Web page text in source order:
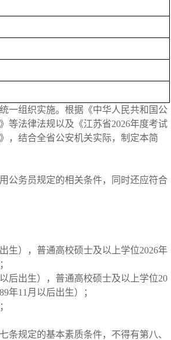
一组织实施。根据《中华人民共和国公
等法律法规以及《江苏省2026年度考试
，结合全省公安机关实际，制定本简
公务员规定的相关条件，同时还应符合
生），普通高校硕士及以上学位2026年
后出生），普通高校硕士及以上学位20
年11月以后出生）；
条规定的基本素质条件，不得有第八、